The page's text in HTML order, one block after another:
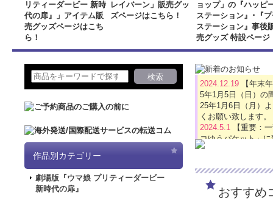
作品別カテゴリー
劇場版『ウマ娘 プリティーダービー
新時代の扉』
2024.12.19
【年末
5年1月5日（日）の
25年1月6日（月）
くお願い致します。
2024.5.1
【重要：
コゆうパケット」
2024.4.16
は4/30～5/2の間、
ど何卒よろしくお
2024.3.12「勇気爆
おすすめ